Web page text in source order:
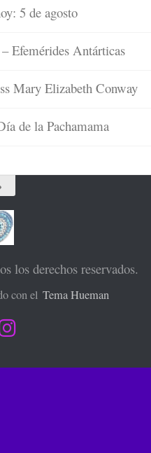
5 de agosto
Efemérides Antárticas
Mary Elizabeth Conway
de la Pachamama
los derechos reservados.
con elTema Hueman